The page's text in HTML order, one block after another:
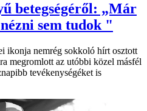
betegségéről: „Már
sem tudok "
ikonja nemrég sokkoló hírt osztott
megromlott az utóbbi közel másfél
tevékenységéket is